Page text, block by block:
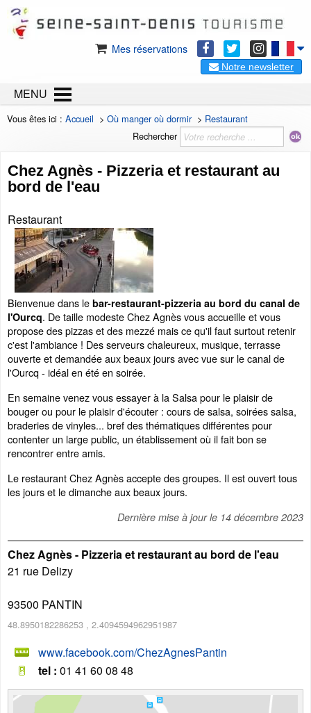
Mes réservations
Notre newsletter
MENU
Vous êtes ici : Accueil > Où manger où dormir> Restaurant
Rechercher
Chez Agnès - Pizzeria et restaurant au
bord de l'eau
Restaurant
Bienvenue dans le bar-restaurant-pizzeria au bord du canal de
l'Ourcq. De taille modeste Chez Agnès vous accueille et vous
propose des pizzas et des mezzé mais ce qu'il faut surtout retenir
c'est l'ambiance ! Des serveurs chaleureux, musique, terrasse
ouverte et demandée aux beaux jours avec vue sur le canal de
l'Ourcq - idéal en été en soirée.
En semaine venez vous essayer à la Salsa pour le plaisir de
bouger ou pour le plaisir d'écouter : cours de salsa, soirées salsa,
braderies de vinyles... bref des thématiques différentes pour
contenter un large public, un établissement où il fait bon se
rencontrer entre amis.
Le restaurant Chez Agnès accepte des groupes. Il est ouvert tous
les jours et le dimanche aux beaux jours.
Dernière mise à jour le 14 décembre 2023
Chez Agnès - Pizzeria et restaurant au bord de l'eau
21 rue Delizy
93500 PANTIN
48.8950182286253 , 2.4094594962951987
www.facebook.com/ChezAgnesPantin
tel : 01 41 60 08 48